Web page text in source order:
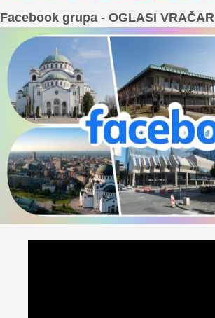
Facebook grupa - OGLASI VRAČAR